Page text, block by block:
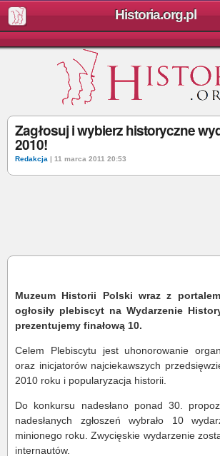
Historia.org.pl
Zagłosuj i wybierz historyczne
2010!
Redakcja | 11 marca 2011 20:53
Muzeum Historii Polski wraz z
ogłosiły plebiscyt na Wydarzenie
prezentujemy finałową 10.
Celem Plebiscytu jest uhonorowanie
oraz inicjatorów najciekawszych
2010 roku i popularyzacja historii.
Do konkursu nadesłano ponad 30.
nadesłanych zgłoszeń wybrało 10
minionego roku. Zwycięskie wydarzenie
internautów.